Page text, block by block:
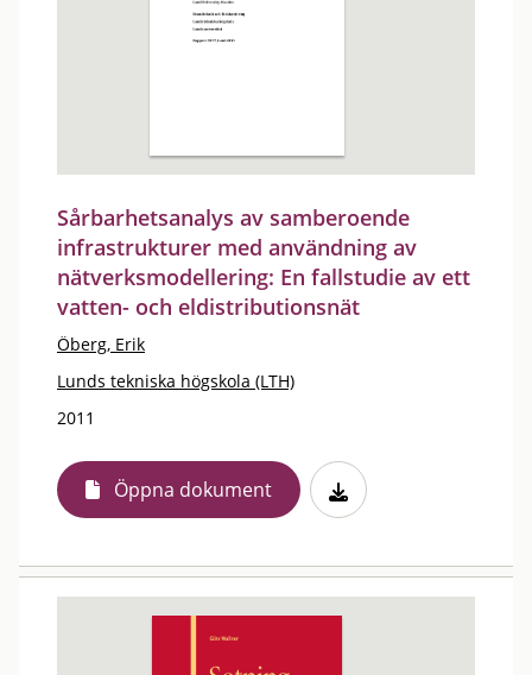
Sårbarhetsanalys av samberoende
infrastrukturer med användning av
nätverksmodellering: En fallstudie av ett
vatten- och eldistributionsnät
Öberg, Erik
Lunds tekniska högskola (LTH)
2011
Öppna dokument